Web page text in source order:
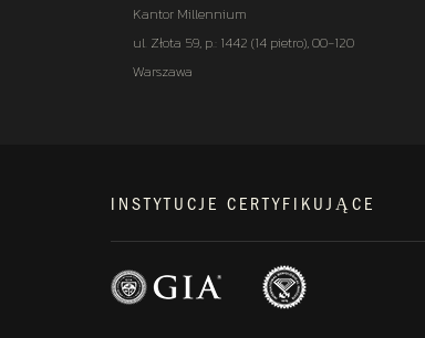
Kantor Millennium
ul. Złota 59, p.: 1442 (14 pietro), 00-120
Warszawa
INSTYTUCJE CERTYFIKUJĄCE